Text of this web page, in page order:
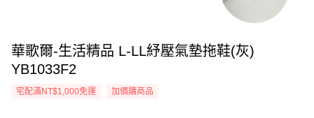
華歌爾-生活精品 L-LL紓壓氣墊拖鞋(灰)
YB1033F2
宅配滿NT$1,000免運 加價購商品